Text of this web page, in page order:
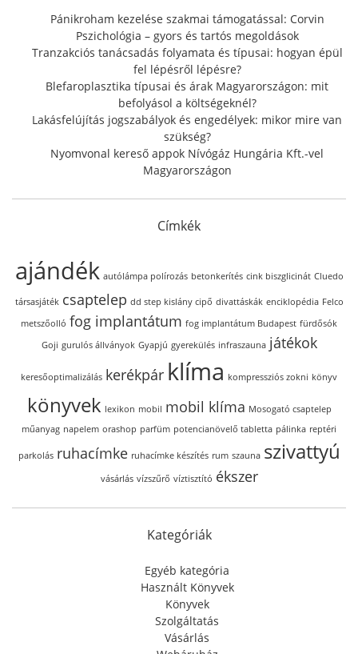
r
:
Pánikroham kezelése szakmai támogatással: Corvin
Pszichológia – gyors és tartós megoldások
Tranzakciós tanácsadás folyamata és típusai: hogyan épül
fel lépésről lépésre?
Blefaroplasztika típusai és árak Magyarországon: mit
befolyásol a költségeknél?
Lakásfelújítás jogszabályok és engedélyek: mikor mire van
szükség?
Nyomvonal kereső appok Nívógáz Hungária Kft.-vel
Magyarországon
Címkék
ajándék autólámpa polírozás betonkerítés cink biszglicinát Cluedo
társasjáték csaptelep dd step kislány cipő divattáskák enciklopédia Felco
metszőolló fog implantátum fog implantátum Budapest fürdősók
Goji gurulós állványok Gyapjú gyerekülés infraszauna játékok
keresőoptimalizálás kerékpár klíma kompressziós zokni könyv
könyvek lexikon mobil mobil klíma Mosogató csaptelep
műanyag napelem orashop parfüm potencianövelő tabletta pálinka reptéri
parkolás ruhacímke ruhacímke készítés rum szauna szivattyú
vásárlás vízszűrő víztisztító ékszer
Kategóriák
Egyéb kategória
Használt Könyvek
Könyvek
Szolgáltatás
Vásárlás